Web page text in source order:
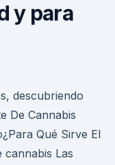
y para
descubriendo
De Cannabis
Qué Sirve El
cannabis Las